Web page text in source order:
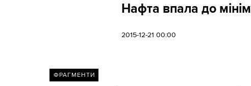
Нафта впала до
2015-12-21 00:00
ФРАГМЕНТИ